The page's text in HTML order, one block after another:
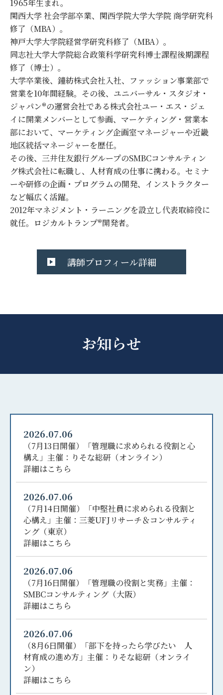
1965年生まれ。
関西大学 社会学部卒業、関西学院大学大学院 商学研究科
修了（MBA）。
神戸大学大学院経営学研究科修了（MBA）。
同志社大学大学院総合政策科学研究科博士課程後期課程
修了（博士）。
大学卒業後、鐘紡株式会社入社、ファッション事業部で
営業を10年間経験。その後、ユニバーサル・スタジオ・
ジャパン®の運営会社である株式会社ユー・エス・ジェ
イに開業メンバーとして参画、マーケティング・営業本
部において、マーケティング企画室マネージャーや近畿
地区統括マネージャーを歴任。
その後、三井住友銀行グループのSMBCコンサルティン
グ株式会社に転職し、人材育成の仕事に携わる。セミナ
ーや研修の企画・プログラムの開発、インストラクター
など幅広く活躍。
2012年マネジメント・ラーニングを設立し代表取締役に
就任。ロジカルトランプ®開発者。
講師プロフィール詳細
お知らせ
2026.07.06
（7月13日開催）「管理職に求められる役割と心
構え」主催：りそな総研（オンライン）
詳細はこちら
2026.07.06
（7月14日開催）「中堅社員に求められる役割と
心構え」主催：三菱UFJリサーチ＆コンサルティ
ング（東京）
詳細はこちら
2026.07.06
（7月16日開催）「管理職の役割と実務」主催：
SMBCコンサルティング（大阪）
詳細はこちら
2026.07.06
（8月6日開催）「部下を持ったら学びたい 人
材育成の進め方」主催：りそな総研（オンライ
ン）
詳細はこちら